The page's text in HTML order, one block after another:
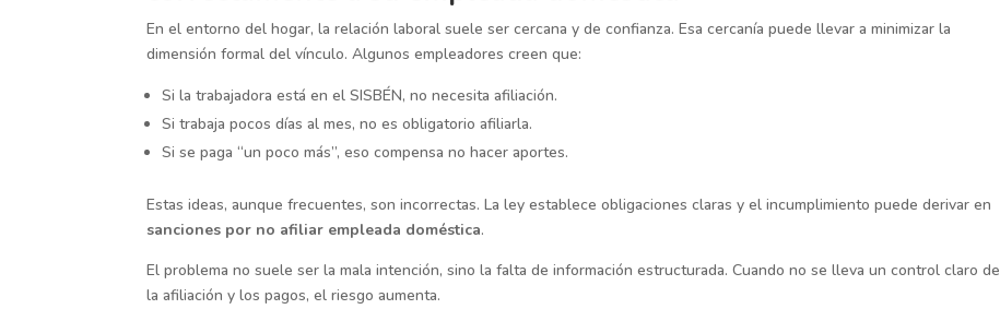
En el entorno del hogar, la relación laboral suele ser cercana y de confianza. Esa cercanía puede llevar a minimizar la
dimensión formal del vínculo. Algunos empleadores creen que:
Si la trabajadora está en el SISBÉN, no necesita afiliación.
Si trabaja pocos días al mes, no es obligatorio afiliarla.
Si se paga “un poco más”, eso compensa no hacer aportes.
Estas ideas, aunque frecuentes, son incorrectas. La ley establece obligaciones claras y el incumplimiento puede derivar en
sanciones por no afiliar empleada doméstica.
El problema no suele ser la mala intención, sino la falta de información estructurada. Cuando no se lleva un control claro de
la afiliación y los pagos, el riesgo aumenta.